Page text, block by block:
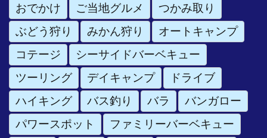
おでかけ ご当地グルメ
つかみ取り
ぶどう狩り
みかん狩り
オートキャンプ
コテージ
シーサイドバーベキュー
ツーリング
デイキャンプ
ドライブ
ハイキング
バス釣り バラ
バンガロー
パワースポット
ファミリーバーベキュー